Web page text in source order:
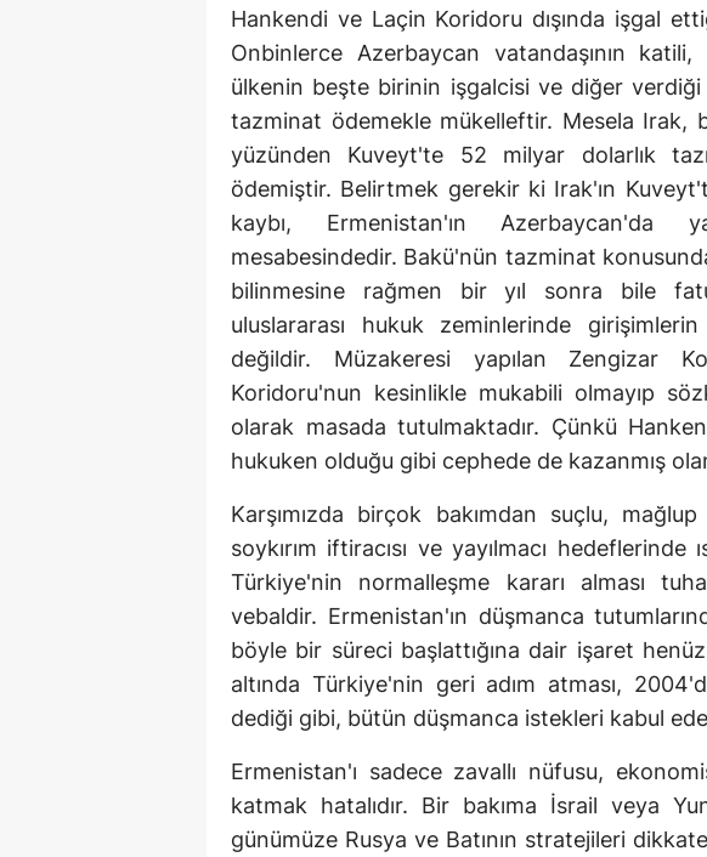
Hankendi ve Laçin Koridoru dışında işgal
Onbinlerce Azerbaycan vatandaşının katili,
ülkenin beşte birinin işgalcisi ve diğer
tazminat ödemekle mükelleftir. Mesela Irak,
yüzünden Kuveyt'te 52 milyar dolarlık
ödemiştir. Belirtmek gerekir ki Irak'ın
kaybı, Ermenistan'ın Azerbaycan'da
mesabesindedir. Bakü'nün tazminat
bilinmesine rağmen bir yıl sonra bile
uluslararası hukuk zeminlerinde
değildir. Müzakeresi yapılan Zengizar
Koridoru'nun kesinlikle mukabili olmayıp
olarak masada tutulmaktadır. Çünkü
hukuken olduğu gibi cephede de kazanmış
Karşımızda birçok bakımdan suçlu,
soykırım iftiracısı ve yayılmacı
Türkiye'nin normalleşme kararı alması
vebaldir. Ermenistan'ın düşmanca
böyle bir süreci başlattığına dair işaret
altında Türkiye'nin geri adım atması,
dediği gibi, bütün düşmanca istekleri kabul
Ermenistan'ı sadece zavallı nüfusu,
katmak hatalıdır. Bir bakıma İsrail veya
günümüze Rusya ve Batının stratejileri